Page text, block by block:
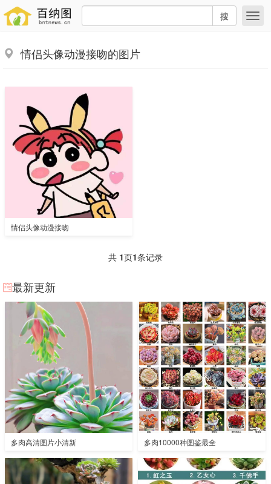
搜
情侣头像动漫接吻的图片
情侣头像动漫接吻
共 1页1条记录
最新更新
多肉高清图片小清新 多肉10000种图鉴最全